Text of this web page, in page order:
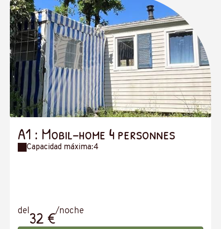
A1 : Mobil-home 4 personnes
Capacidad máxima:4
del32 €/noche